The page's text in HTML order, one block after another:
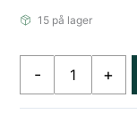
15 på lager
-
Snaphvirvel
+